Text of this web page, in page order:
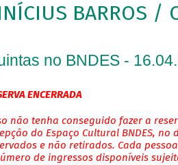
BARROS /
no BNDES -
ENCERRADA
não tenha conseguido fazer a
do Espaço Cultural BNDES,
e não retirados. Cada
de ingressos disponíveis